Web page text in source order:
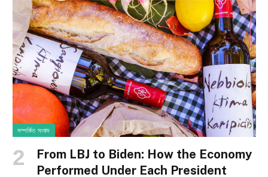
সম্পর্কিত সংবাদ
From LBJ to Biden: How the Economy
Performed Under Each President